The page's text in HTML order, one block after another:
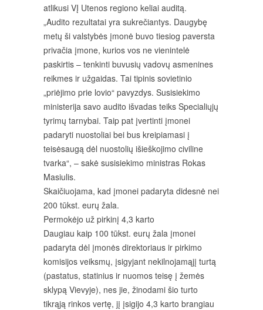
atlikusi VĮ Utenos regiono keliai auditą.
„Audito rezultatai yra sukrečiantys. Daugybę
metų ši valstybės įmonė buvo tiesiog paversta
privačia įmone, kurios vos ne vienintelė
paskirtis – tenkinti buvusių vadovų asmenines
reikmes ir užgaidas. Tai tipinis sovietinio
„priėjimo prie lovio“ pavyzdys. Susisiekimo
ministerija savo audito išvadas teiks Specialiųjų
tyrimų tarnybai. Taip pat įvertinti įmonei
padaryti nuostoliai bei bus kreipiamasi į
teisėsaugą dėl nuostolių išieškojimo civiline
tvarka“, – sakė susisiekimo ministras Rokas
Masiulis.
Skaičiuojama, kad įmonei padaryta didesnė nei
200 tūkst. eurų žala.
Permokėjo už pirkinį 4,3 karto
Daugiau kaip 100 tūkst. eurų žala įmonei
padaryta dėl įmonės direktoriaus ir pirkimo
komisijos veiksmų, įsigyjant nekilnojamąjį turtą
(pastatus, statinius ir nuomos teisę į žemės
sklypą Vievyje), nes jie, žinodami šio turto
tikrąją rinkos vertę, jį įsigijo 4,3 karto brangiau